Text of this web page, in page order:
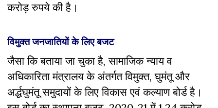
करोड़ रुपये की है।
विमुक्त जनजातियों के लिए बजट
जैसा कि बताया जा चुका है, सामाजिक न्याय व
अधिकारिता मंत्रालय के अंतर्गत विमुक्‍त, घुमंतू और
अर्द्धघुमंतू समुदायों के लिए विकास एवं कल्‍याण बोर्ड है।